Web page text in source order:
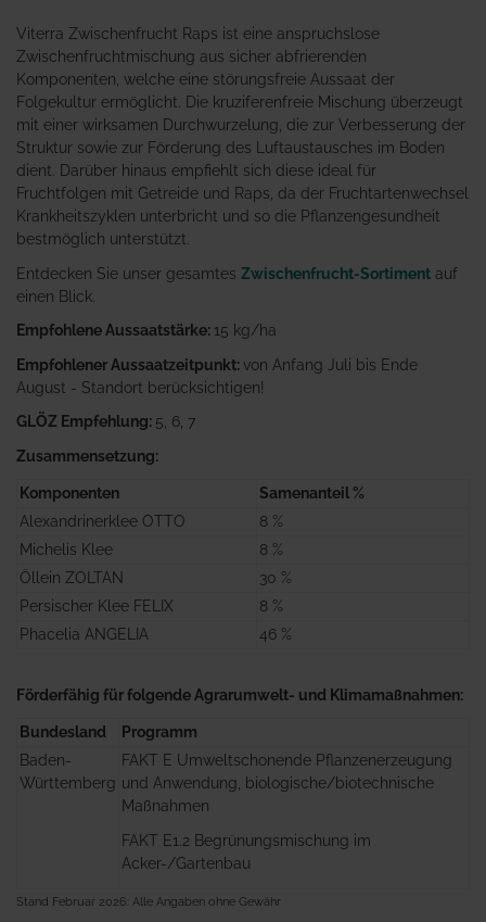
Viterra Zwischenfrucht Raps ist eine anspruchslose
Zwischenfruchtmischung aus sicher abfrierenden
Komponenten, welche eine störungsfreie Aussaat der
Folgekultur ermöglicht. Die kruziferenfreie Mischung überzeugt
mit einer wirksamen Durchwurzelung, die zur Verbesserung der
Struktur sowie zur Förderung des Luftaustausches im Boden
dient. Darüber hinaus empfiehlt sich diese ideal für
Fruchtfolgen mit Getreide und Raps, da der Fruchtartenwechsel
Krankheitszyklen unterbricht und so die Pflanzengesundheit
bestmöglich unterstützt.
Entdecken Sie unser gesamtes Zwischenfrucht-Sortiment auf
einen Blick.
Empfohlene Aussaatstärke: 15 kg/ha
Empfohlener Aussaatzeitpunkt:von Anfang Juli bis Ende
August - Standort berücksichtigen!
GLÖZ Empfehlung: 5, 6, 7
Zusammensetzung:
Komponenten
Samenanteil %
Alexandrinerklee OTTO
8 %
Michelis Klee
8 %
Öllein ZOLTAN
30 %
Persischer Klee FELIX
8 %
Phacelia ANGELIA
46 %
Förderfähig für folgende Agrarumwelt- und Klimamaßnahmen:
Bundesland
Programm
Baden-
Württemberg
FAKT E Umweltschonende Pflanzenerzeugung
und Anwendung, biologische/biotechnische
Maßnahmen
FAKT E1.2 Begrünungsmischung im
Acker-/Gartenbau
Stand Februar 2026: Alle Angaben ohne Gewähr